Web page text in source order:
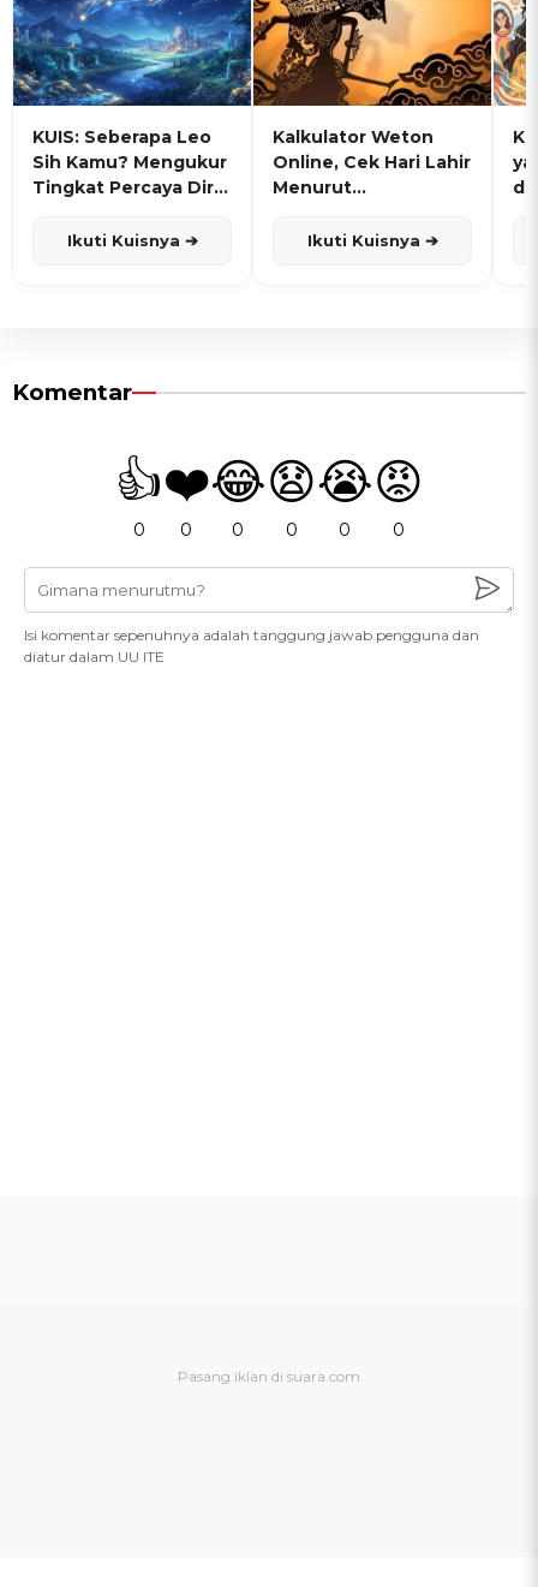
KUIS: Seberapa Leo
Sih Kamu? Mengukur
Tingkat Percaya Diri
Ikuti Kuisnya ➔
Kalkulator Weton
Online, Cek Hari Lahir
Menurut
Ikuti Kuisnya ➔
Komentar
👍
0
❤️
0
😂
0
😧
0
😭
0
😡
0
Isi komentar sepenuhnya adalah tanggung jawab pengguna dan
diatur dalam UU ITE